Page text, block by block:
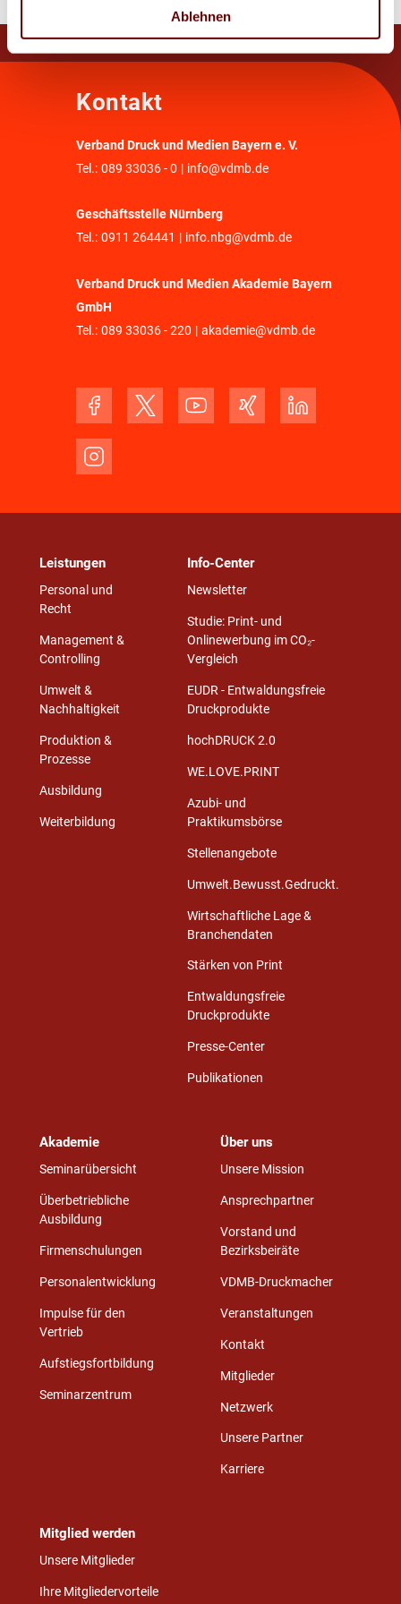
Ablehnen
Kontakt
Verband Druck und Medien Bayern e. V.
Tel.: 089 33036 - 0 | info@vdmb.de
Geschäftsstelle Nürnberg
Tel.: 0911 264441 | info.nbg@vdmb.de
Verband Druck und Medien Akademie Bayern
GmbH
Tel.: 089 33036 - 220 | akademie@vdmb.de
Leistungen
Personal und
Recht
Management &
Controlling
Umwelt &
Nachhaltigkeit
Produktion &
Prozesse
Ausbildung
Weiterbildung
Info-Center
Newsletter
Studie: Print- und
Onlinewerbung im CO₂-
Vergleich
EUDR - Entwaldungsfreie
Druckprodukte
hochDRUCK 2.0
WE.LOVE.PRINT
Azubi- und
Praktikumsbörse
Stellenangebote
Umwelt.Bewusst.Gedruckt.
Wirtschaftliche Lage &
Branchendaten
Stärken von Print
Entwaldungsfreie
Druckprodukte
Presse-Center
Publikationen
Akademie
Seminarübersicht
Überbetriebliche
Ausbildung
Firmenschulungen
Personalentwicklung
Impulse für den
Vertrieb
Aufstiegsfortbildung
Seminarzentrum
Über uns
Unsere Mission
Ansprechpartner
Vorstand und
Bezirksbeiräte
VDMB-Druckmacher
Veranstaltungen
Kontakt
Mitglieder
Netzwerk
Unsere Partner
Karriere
Mitglied werden
Unsere Mitglieder
Ihre Mitgliedervorteile